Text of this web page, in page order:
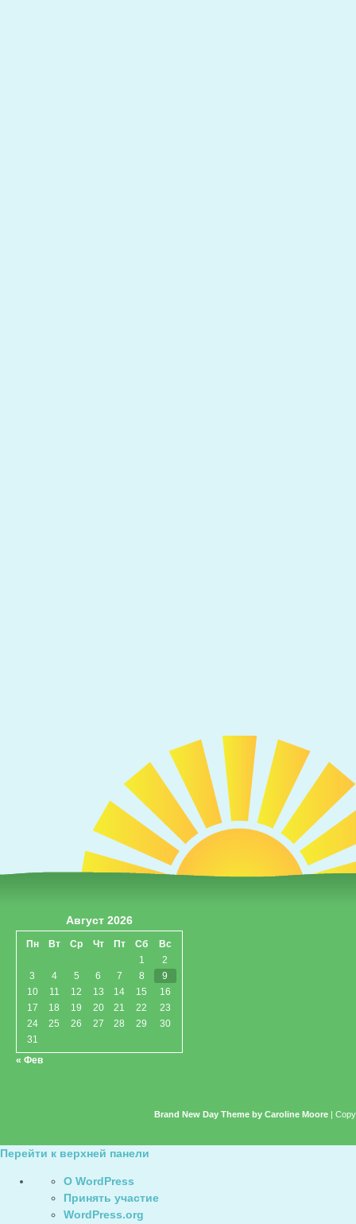
Август 2026
Пн Вт Ср Чт Пт Сб
Вс
1
2
3
4 5 6 7 8
9
10
11 12 13 14 15
16
17
18 19 20 21 22
23
24
25 26 27 28 29
30
31
« Фев
Brand New Day Theme by Caroline Moore |
Перейти к верхней панели
WordPress
О WordPress
Принять участие
WordPress.org